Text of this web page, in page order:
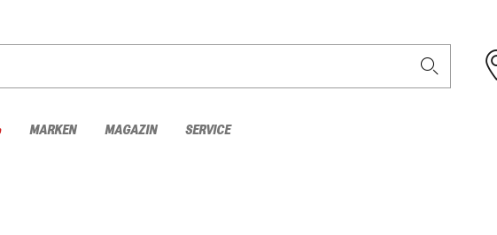
MARKEN MAGAZIN SERVICE